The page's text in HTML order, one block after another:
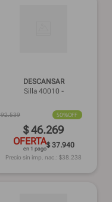
DESCANSAR
Silla 40010 -
92.539 50%OFF
$46.269
OFERTA
en 1 pago$ 37.940
Precio sin imp. nac.: $38.238